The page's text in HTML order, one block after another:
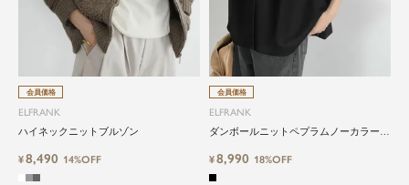
会員価格
ELFRANK
ハイネックニットブルゾン
¥8,490 14%OFF
会員価格
ELFRANK
ダンボールニットペプラムノーカラージ
¥8,990 18%OFF